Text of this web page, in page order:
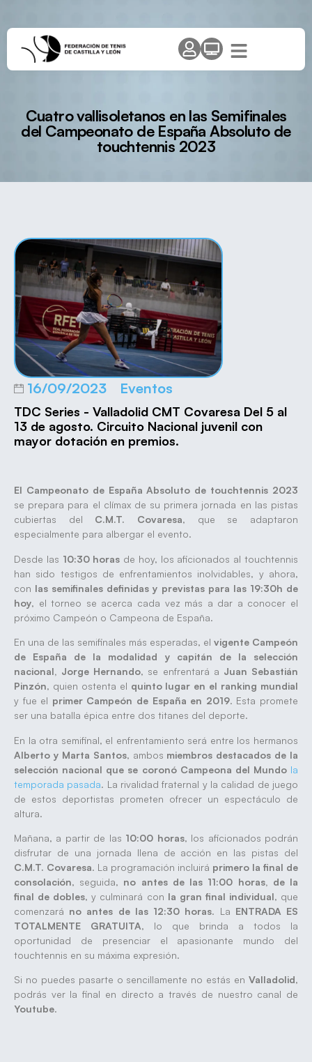
Cuatro vallisoletanos en las Semifinales
del Campeonato de España Absoluto de
touchtennis 2023
16/09/2023 Eventos
TDC Series - Valladolid CMT Covaresa Del 5 al
13 de agosto. Circuito Nacional juvenil con
mayor dotación en premios.
El Campeonato de España Absoluto de touchtennis 2023
se prepara para el clímax de su primera jornada en las pistas
cubiertas del C.M.T. Covaresa, que se adaptaron
especialmente para albergar el evento.
Desde las 10:30 horas de hoy, los aficionados al touchtennis
han sido testigos de enfrentamientos inolvidables, y ahora,
con las semifinales definidas y previstas para las 19:30h de
hoy, el torneo se acerca cada vez más a dar a conocer el
próximo Campeón o Campeona de España.
En una de las semifinales más esperadas, el vigente Campeón
de España de la modalidad y capitán de la selección
nacional, Jorge Hernando, se enfrentará a Juan Sebastián
Pinzón, quien ostenta el quinto lugar en el ranking mundial
y fue el primer Campeón de España en 2019. Esta promete
ser una batalla épica entre dos titanes del deporte.
En la otra semifinal, el enfrentamiento será entre los hermanos
Alberto y Marta Santos, ambos miembros destacados de la
selección nacional que se coronó Campeona del Mundo la
temporada pasada. La rivalidad fraternal y la calidad de juego
de estos deportistas prometen ofrecer un espectáculo de
altura.
Mañana, a partir de las 10:00 horas, los aficionados podrán
disfrutar de una jornada llena de acción en las pistas del
C.M.T. Covaresa. La programación incluirá primero la final de
consolación, seguida, no antes de las 11:00 horas, de la
final de dobles, y culminará con la gran final individual, que
comenzará no antes de las 12:30 horas. La ENTRADA ES
TOTALMENTE GRATUITA, lo que brinda a todos la
oportunidad de presenciar el apasionante mundo del
touchtennis en su máxima expresión.
Si no puedes pasarte o sencillamente no estás en Valladolid,
podrás ver la final en directo a través de nuestro canal de
Youtube.